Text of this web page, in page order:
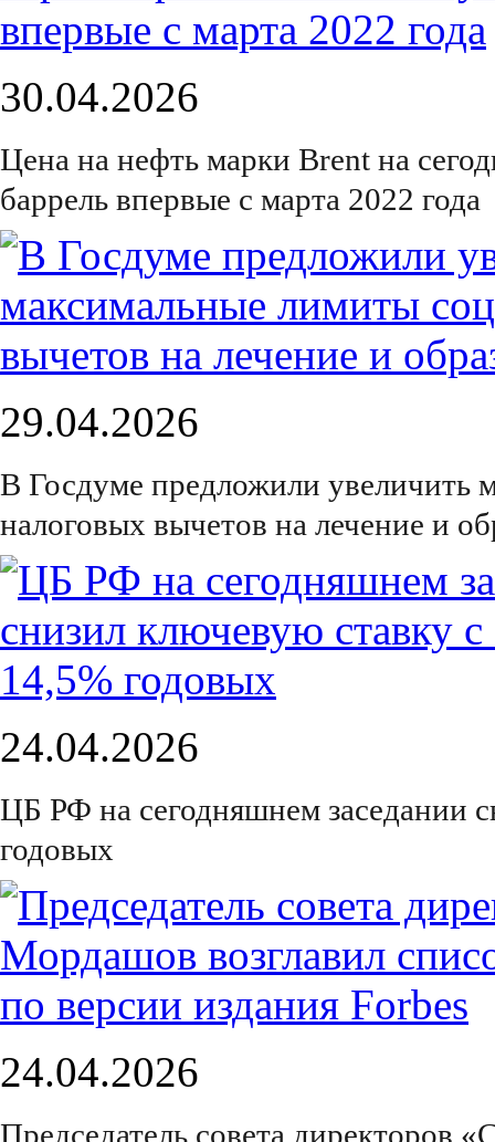
30.04.2026
Цена на нефть марки Brent на
баррель впервые с марта 2022 года
29.04.2026
В Госдуме предложили увеличить
налоговых вычетов на лечение и
24.04.2026
ЦБ РФ на сегодняшнем заседании
годовых
24.04.2026
Председатель совета директоров